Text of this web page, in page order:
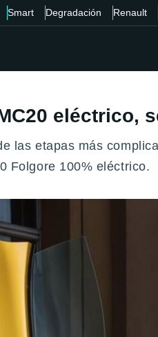
Smart Degradación Renault
eléctrico,
las etapas más
Folgore 100% eléctrico.